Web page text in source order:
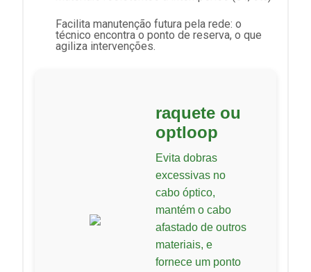
Facilita manutenção futura pela rede: o
técnico encontra o ponto de reserva, o que
agiliza intervenções.
raquete ou
optloop
Evita dobras
excessivas no
cabo óptico,
mantém o cabo
afastado de outros
materiais, e
fornece um ponto